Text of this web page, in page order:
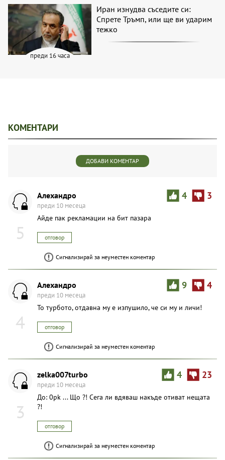
преди 16 часа
Иран изнудва съседите си:
Спрете Тръмп, или ще ви ударим
тежко
КОМЕНТАРИ
ДОБАВИ КОМЕНТАР
5
4 3
Aлexaндpo
преди 10 месеца
Айде пак рекламации на бит пазара
отговор
Сигнализирай за неуместен коментар
4
9 4
Aлexaндpo
преди 10 месеца
То турбото, отдавна му е изпушило, че си му и личи!
отговор
Сигнализирай за неуместен коментар
3
4 23
zelka007turbo
преди 10 месеца
До: 0pk ... Що ?! Сега ли вдяваш накъде отиват нещата
?!
отговор
Сигнализирай за неуместен коментар